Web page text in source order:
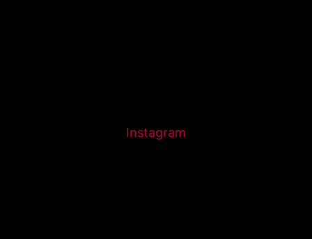
Instagram